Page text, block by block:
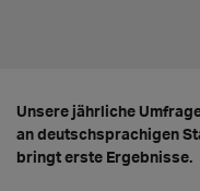
Unsere jährliche
an deutschsprachigen
bringt erste Ergebnisse.